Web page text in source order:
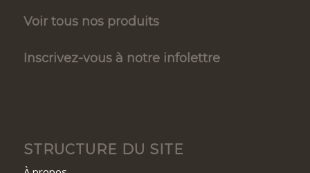
Voir tous nos produits
Inscrivez-vous à notre infolettre
STRUCTURE DU SITE